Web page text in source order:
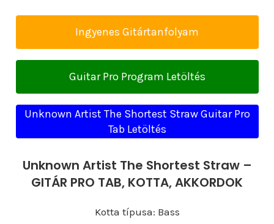
Ingyenes Gitártanfolyam
Guitar Pro Program Letöltés
Unknown Artist The Shortest Straw Guitar Pro
Tab Letöltés
Unknown Artist The Shortest Straw –
GITÁR PRO TAB, KOTTA, AKKORDOK
Kotta típusa: Bass